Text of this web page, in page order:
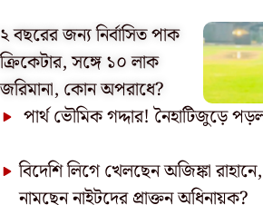
২ বছরের জন্য নির্বাসিত পাক
ক্রিকেটার, সঙ্গে ১০ লাক
জরিমানা, কোন অপরাধে?
পার্থ ভৌমিক গদ্দার! নৈহাটিজুড়ে
বিদেশি লিগে খেলছেন অজিঙ্কা
নামছেন নাইটদের প্রাক্তন অধিনায়ক?